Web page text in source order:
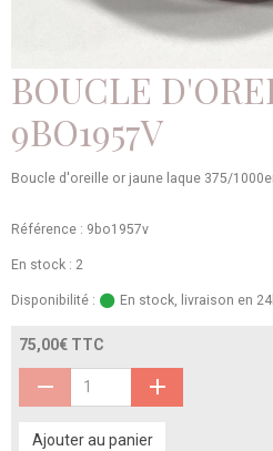
BOUCLE
9BO1957V
Boucle d'oreille or jaune laque 375/
Référence : 9bo1957v
En stock : 2
Disponibilité : En stock, livraison en
75,00€ TTC
Ajouter au panier